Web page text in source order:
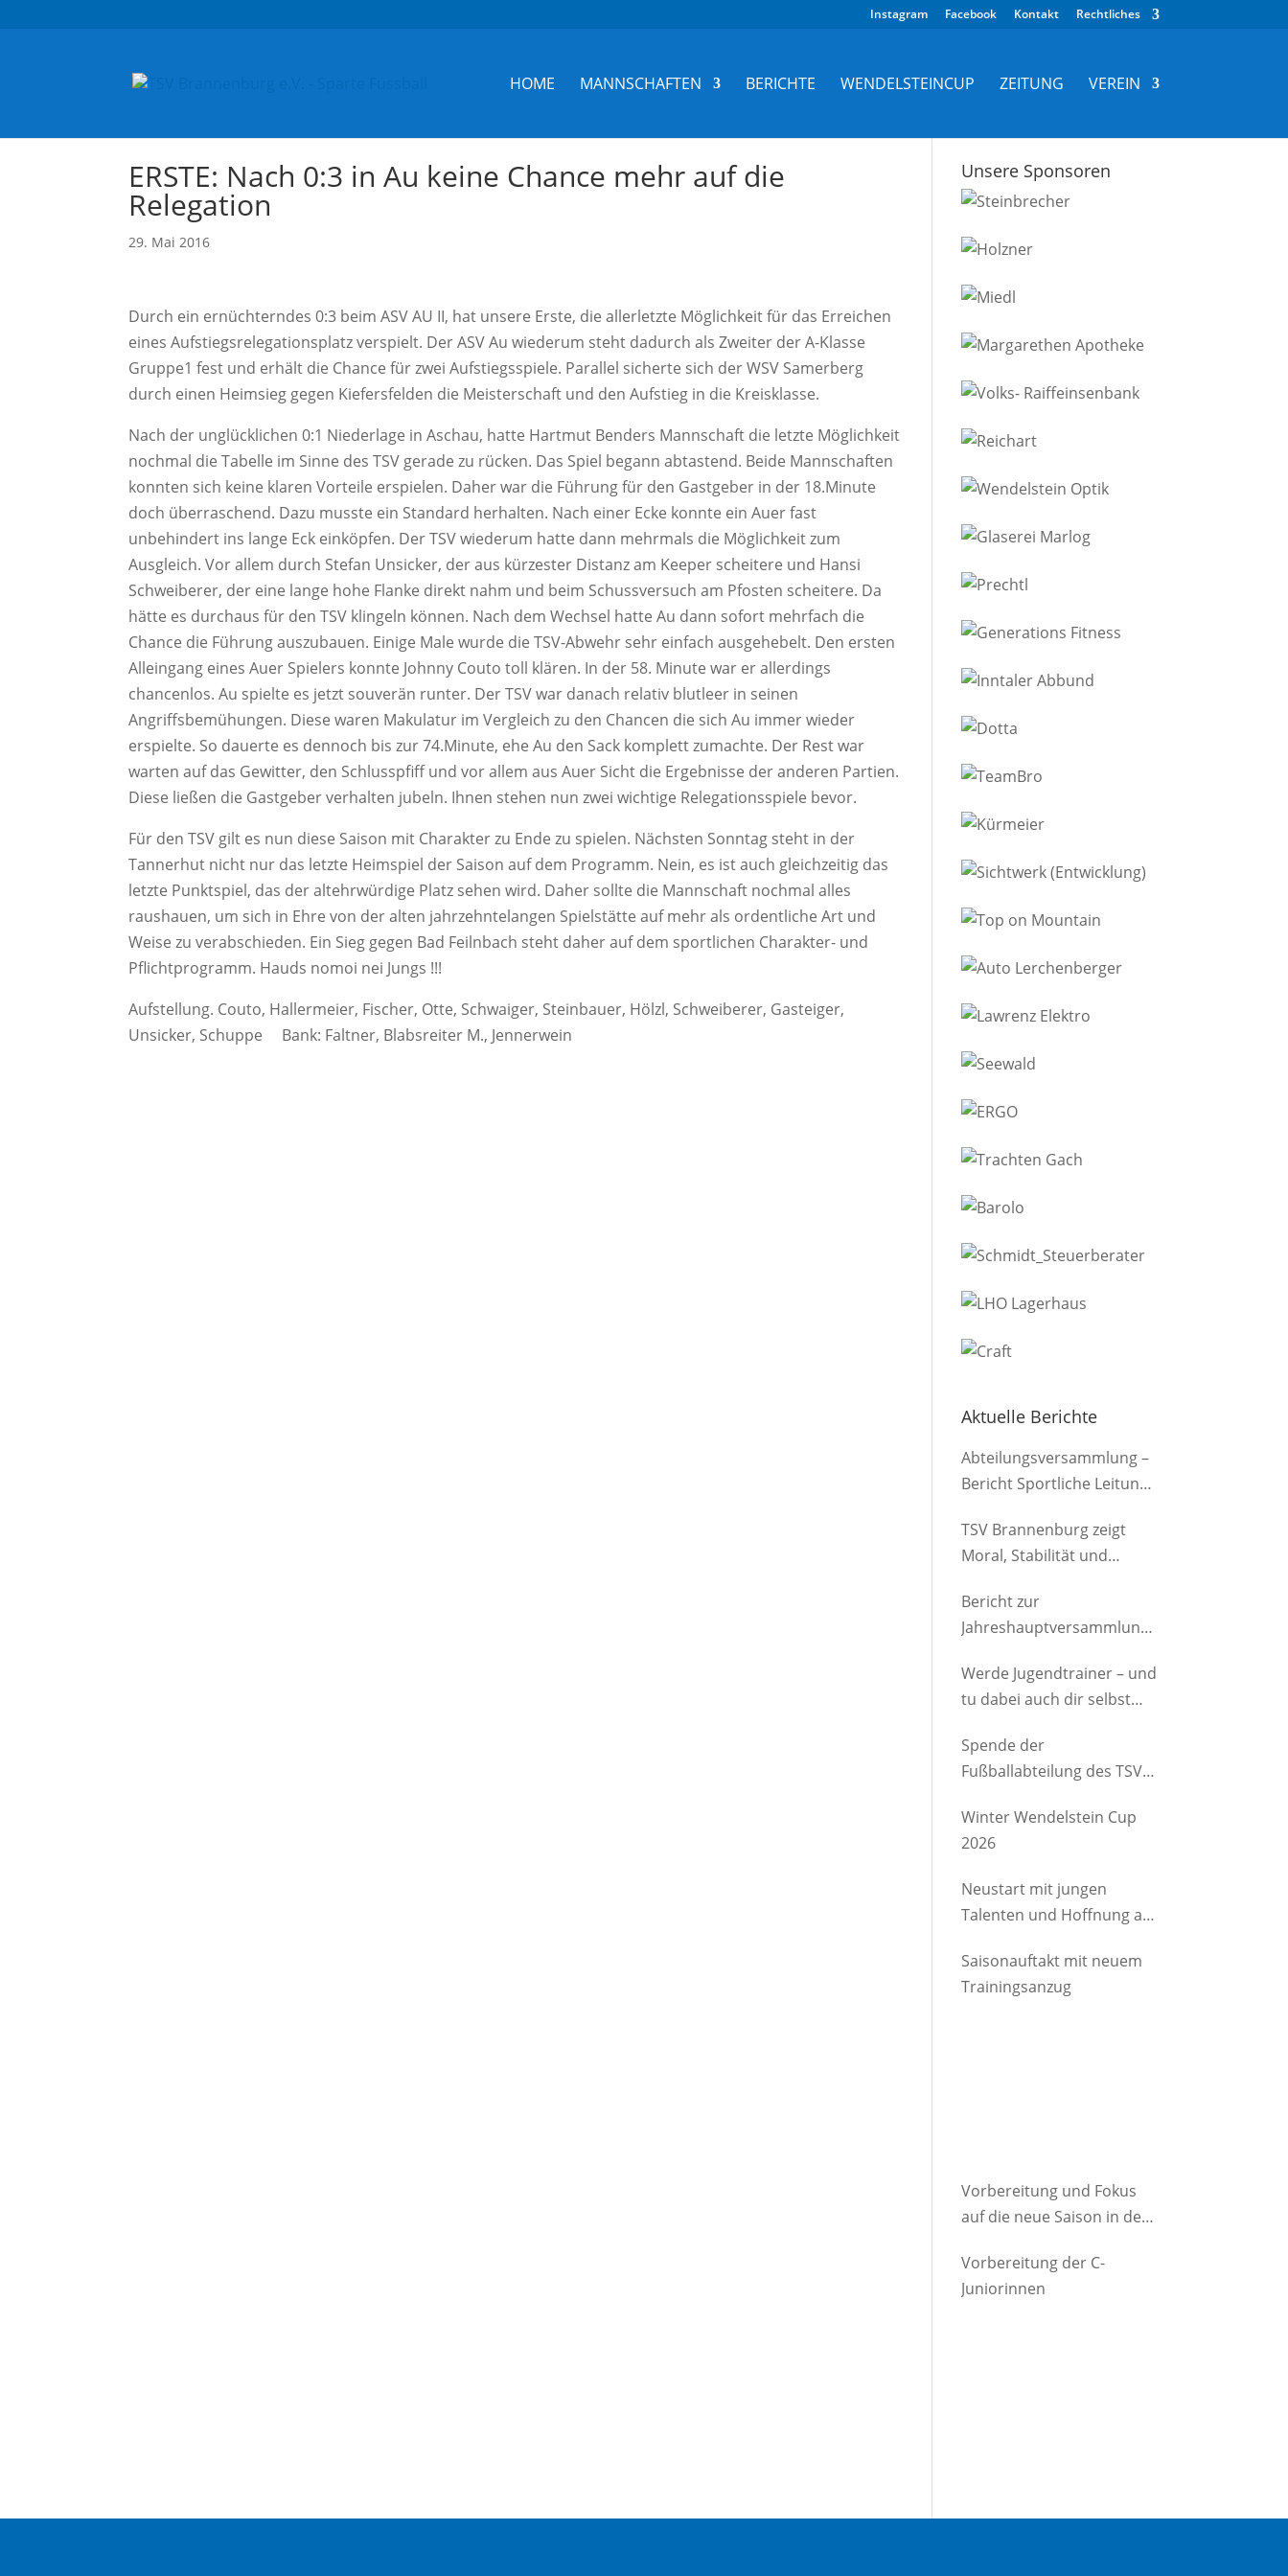
Instagram Facebook Kontakt Rechtliches
HOME MANNSCHAFTEN BERICHTE WENDELSTEINCUP ZEITUNG VEREIN
ERSTE: Nach 0:3 in Au keine Chance mehr auf die
Relegation
29. Mai 2016
Durch ein ernüchterndes 0:3 beim ASV AU II, hat unsere Erste, die allerletzte Möglichkeit für das Erreichen
eines Aufstiegsrelegationsplatz verspielt. Der ASV Au wiederum steht dadurch als Zweiter der A-Klasse
Gruppe1 fest und erhält die Chance für zwei Aufstiegsspiele. Parallel sicherte sich der WSV Samerberg
durch einen Heimsieg gegen Kiefersfelden die Meisterschaft und den Aufstieg in die Kreisklasse.
Nach der unglücklichen 0:1 Niederlage in Aschau, hatte Hartmut Benders Mannschaft die letzte Möglichkeit
nochmal die Tabelle im Sinne des TSV gerade zu rücken. Das Spiel begann abtastend. Beide Mannschaften
konnten sich keine klaren Vorteile erspielen. Daher war die Führung für den Gastgeber in der 18.Minute
doch überraschend. Dazu musste ein Standard herhalten. Nach einer Ecke konnte ein Auer fast
unbehindert ins lange Eck einköpfen. Der TSV wiederum hatte dann mehrmals die Möglichkeit zum
Ausgleich. Vor allem durch Stefan Unsicker, der aus kürzester Distanz am Keeper scheitere und Hansi
Schweiberer, der eine lange hohe Flanke direkt nahm und beim Schussversuch am Pfosten scheitere. Da
hätte es durchaus für den TSV klingeln können. Nach dem Wechsel hatte Au dann sofort mehrfach die
Chance die Führung auszubauen. Einige Male wurde die TSV-Abwehr sehr einfach ausgehebelt. Den ersten
Alleingang eines Auer Spielers konnte Johnny Couto toll klären. In der 58. Minute war er allerdings
chancenlos. Au spielte es jetzt souverän runter. Der TSV war danach relativ blutleer in seinen
Angriffsbemühungen. Diese waren Makulatur im Vergleich zu den Chancen die sich Au immer wieder
erspielte. So dauerte es dennoch bis zur 74.Minute, ehe Au den Sack komplett zumachte. Der Rest war
warten auf das Gewitter, den Schlusspfiff und vor allem aus Auer Sicht die Ergebnisse der anderen Partien.
Diese ließen die Gastgeber verhalten jubeln. Ihnen stehen nun zwei wichtige Relegationsspiele bevor.
Für den TSV gilt es nun diese Saison mit Charakter zu Ende zu spielen. Nächsten Sonntag steht in der
Tannerhut nicht nur das letzte Heimspiel der Saison auf dem Programm. Nein, es ist auch gleichzeitig das
letzte Punktspiel, das der altehrwürdige Platz sehen wird. Daher sollte die Mannschaft nochmal alles
raushauen, um sich in Ehre von der alten jahrzehntelangen Spielstätte auf mehr als ordentliche Art und
Weise zu verabschieden. Ein Sieg gegen Bad Feilnbach steht daher auf dem sportlichen Charakter- und
Pflichtprogramm. Hauds nomoi nei Jungs !!!
Aufstellung. Couto, Hallermeier, Fischer, Otte, Schwaiger, Steinbauer, Hölzl, Schweiberer, Gasteiger,
Unsicker, Schuppe Bank: Faltner, Blabsreiter M., Jennerwein
Unsere Sponsoren
Aktuelle Berichte
Abteilungsversammlung –
Bericht Sportliche Leitung
TSV Brannenburg zeigt
Moral, Stabilität und
Bericht zur
Jahreshauptversammlung
12.03.2026
Werde Jugendtrainer – und
tu dabei auch dir selbst
Spende der
Fußballabteilung des TSV
Kindergartenverein
Degerndorf/Brannenburg
Winter Wendelstein Cup
2026
Neustart mit jungen
Talenten und Hoffnung auf
Saisonauftakt mit neuem
Trainingsanzug
Vorbereitung und Fokus
auf die neue Saison in der
Vorbereitung der C-
Juniorinnen